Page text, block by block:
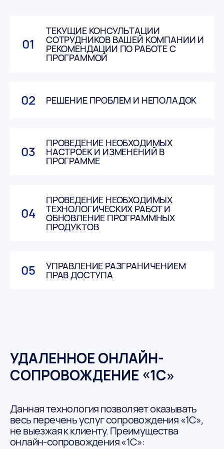
01
ТЕКУЩИЕ КОНСУЛЬТАЦИИ
СОТРУДНИКОВ ВАШЕЙ КОМПАНИИ И
РЕКОМЕНДАЦИИ ПО РАБОТЕ С
ПРОГРАММОЙ
02 РЕШЕНИЕ ПРОБЛЕМ И НЕПОЛАДОК
03
ПРОВЕДЕНИЕ НЕОБХОДИМЫХ
НАСТРОЕК И ИЗМЕНЕНИЙ В
ПРОГРАММЕ
04
ПРОВЕДЕНИЕ НЕОБХОДИМЫХ
ТЕХНОЛОГИЧЕСКИХ РАБОТ И
ОБНОВЛЕНИЕ ПРОГРАММНЫХ
ПРОДУКТОВ
05 УПРАВЛЕНИЕ РАЗГРАНИЧЕНИЕМ
ПРАВ ДОСТУПА
УДАЛЕННОЕ ОНЛАЙН-
СОПРОВОЖДЕНИЕ «1С»
Данная технология позволяет оказывать
весь перечень услуг сопровождения «1С»,
не выезжая к клиенту. Преимущества
онлайн-сопровождения «1С»: